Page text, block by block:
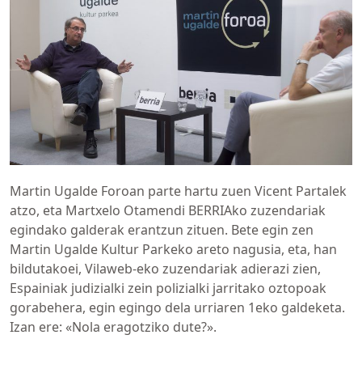
Martin Ugalde Foroan parte hartu zuen Vicent Partalek
atzo, eta Martxelo Otamendi BERRIAko zuzendariak
egindako galderak erantzun zituen. Bete egin zen
Martin Ugalde Kultur Parkeko areto nagusia, eta, han
bildutakoei, Vilaweb-eko zuzendariak adierazi zien,
Espainiak judizialki zein polizialki jarritako oztopoak
gorabehera, egin egingo dela urriaren 1eko galdeketa.
Izan ere: «Nola eragotziko dute?».